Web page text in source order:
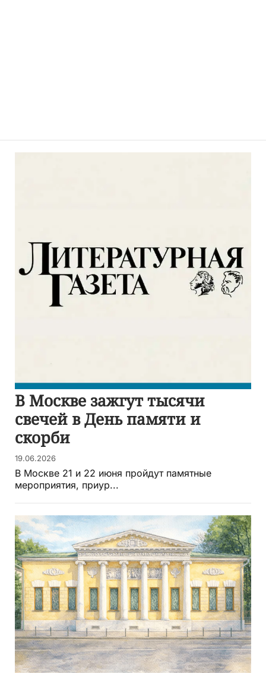
В Москве зажгут тысячи
свечей в День памяти и
скорби
19.06.2026
В Москве 21 и 22 июня пройдут памятные
мероприятия, приур...